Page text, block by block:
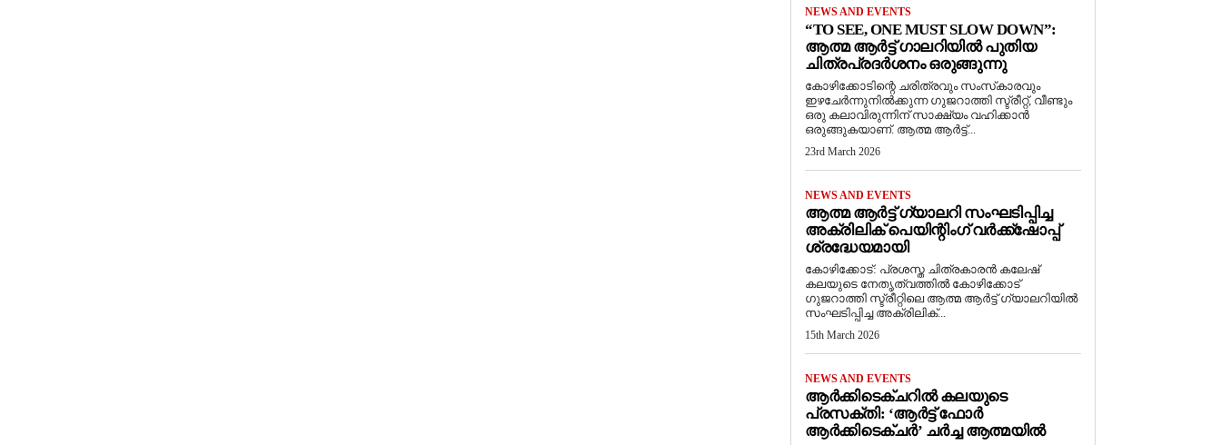
NEWS AND EVENTS
“TO SEE, ONE MUST SLOW DOWN”:
ആത്മ ആർട്ട് ഗാലറിയിൽ പുതിയ
ചിത്രപ്രദർശനം ഒരുങ്ങുന്നു
കോഴിക്കോടിന്റെ ചരിത്രവും സംസ്‌കാരവും
ഇഴചേർന്നുനിൽക്കുന്ന ഗുജറാത്തി സ്ട്രീറ്റ്, വീണ്ടും
ഒരു കലാവിരുന്നിന് സാക്ഷ്യം വഹിക്കാൻ
ഒരുങ്ങുകയാണ്. ആത്മ ആർട്ട്...
23rd March 2026
NEWS AND EVENTS
ആത്മ ആർട്ട് ഗ്യാലറി സംഘടിപ്പിച്ച
അക്രിലിക് പെയിന്റിംഗ് വർക്ക്‌ഷോപ്പ്
ശ്രദ്ധേയമായി
കോഴിക്കോട്: പ്രശസ്ത ചിത്രകാരൻ കലേഷ്
കലയുടെ നേതൃത്വത്തിൽ കോഴിക്കോട്
ഗുജറാത്തി സ്ട്രീറ്റിലെ ആത്മ ആർട്ട് ഗ്യാലറിയിൽ
സംഘടിപ്പിച്ച അക്രിലിക്...
15th March 2026
NEWS AND EVENTS
ആർക്കിടെക്ചറിൽ കലയുടെ
പ്രസക്തി: ‘ആർട്ട് ഫോർ
ആർക്കിടെക്ചർ’ ചർച്ച ആത്മയിൽ